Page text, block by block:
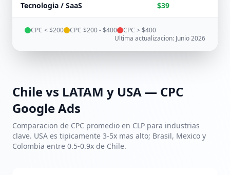
Tecnologia / SaaS $39
CPC < $200 CPC $200 - $400
CPC > $400
Ultima actualizacion: Junio 2026
Chile vs LATAM y USA — CPC
Google Ads
Comparacion de CPC promedio en CLP para industrias
clave. USA es tipicamente 3-5x mas alto; Brasil, Mexico y
Colombia entre 0.5-0.9x de Chile.